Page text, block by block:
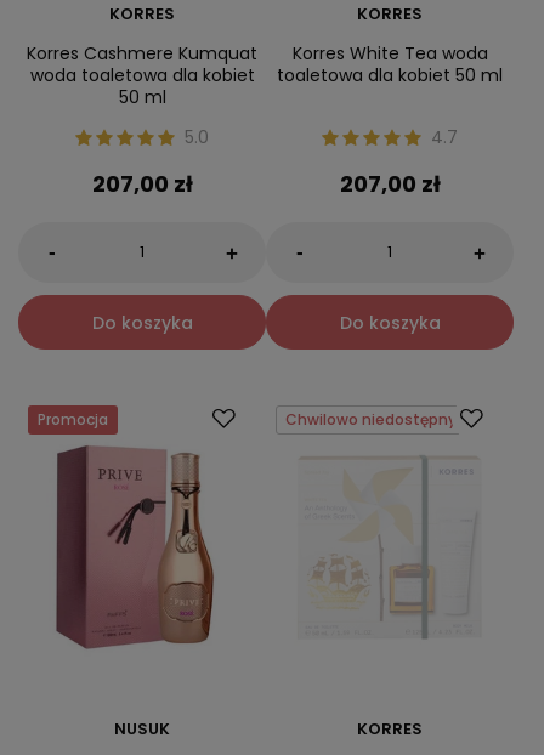
KORRES
Korres Cashmere Kumquat
woda toaletowa dla kobiet
50 ml
5.0
207,00 zł
- +
Do koszyka
KORRES
Korres White Tea woda
toaletowa dla kobiet 50 ml
4.7
207,00 zł
- +
Do koszyka
Promocja
NUSUK
Chwilowo niedostępny
KORRES